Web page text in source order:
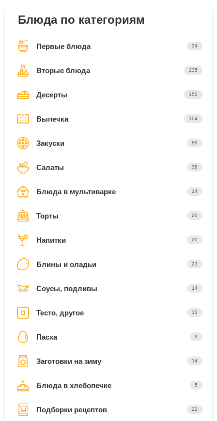
Блюда по категориям
Первые блюда 34
Вторые блюда 235
Десерты 150
Выпечка 104
Закуски 89
Салаты 38
Блюда в мультиварке 14
Торты 20
Напитки 20
Блины и оладьи 23
Соусы, подливы 14
Тесто, другое 13
Пасха 9
Заготовки на зиму 14
Блюда в хлебопечке 5
Подборки рецептов 22